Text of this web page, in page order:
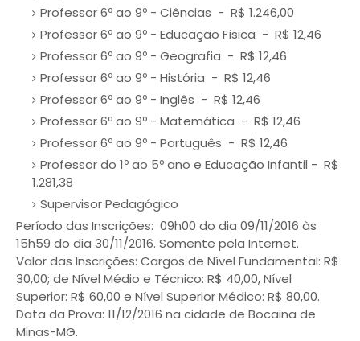
Professor 6º ao 9º - Ciências - R$ 1.246,00
Professor 6º ao 9º - Educação Física - R$ 12,46
Professor 6º ao 9º - Geografia - R$ 12,46
Professor 6º ao 9º - História - R$ 12,46
Professor 6º ao 9º - Inglês - R$ 12,46
Professor 6º ao 9º - Matemática - R$ 12,46
Professor 6º ao 9º - Português - R$ 12,46
Professor do 1º ao 5º ano e Educação Infantil - R$
1.281,38
Supervisor Pedagógico
Período das Inscrições: 09h00 do dia 09/11/2016 às
15h59 do dia 30/11/2016. Somente pela Internet.
Valor das Inscrições: Cargos de Nível Fundamental: R$
30,00; de Nível Médio e Técnico: R$ 40,00, Nível
Superior: R$ 60,00 e Nível Superior Médico: R$ 80,00.
Data da Prova: 11/12/2016 na cidade de Bocaina de
Minas-MG.